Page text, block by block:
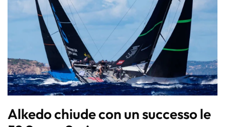
Alkedo chiude con un successo le